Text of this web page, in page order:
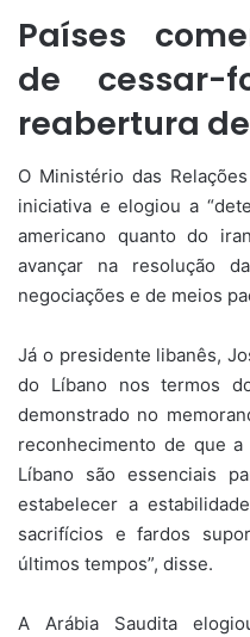
Países
de cessar-
reabertura
O Ministério das
iniciativa e elogiou a
americano quanto do
avançar na resolução
negociações e de meios
Já o presidente libanês,
do Líbano nos termos
demonstrado no
reconhecimento de que
Líbano são essenciais
estabelecer a
sacrifícios e fardos
últimos tempos”, disse.
A Arábia Saudita